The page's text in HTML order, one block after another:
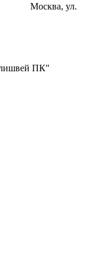
Москва, ул.
ПК"